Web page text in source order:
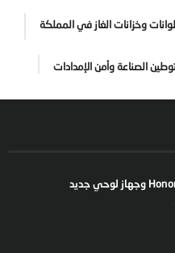
وخزانات الغاز في المملكة
الصناعة وأمن الإمدادات